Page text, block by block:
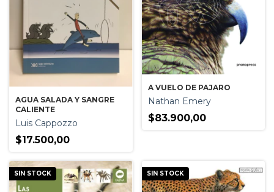
AGUA SALADA Y SANGRE
CALIENTE
Luis Cappozzo
$17.500,00
A VUELO DE PAJARO
Nathan Emery
$83.900,00
SIN STOCK SIN STOCK